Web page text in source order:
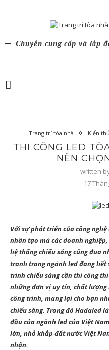
Chuyên cung cấp và lắp
Trang trí tòa nhà Kiến
THI CÔNG LED
NÊN
written
17
Với sự phát triển của công
nhân tạo mà các doanh
hệ thống chiếu sáng cũng đua
tranh trong ngành led đang hết
trình chiếu sáng cần thi công
những đơn vị uy tín, chất
công trình, mang lại cho bạn
chiếu sáng. Trong đó Hadaled
đầu của ngành led của Việt
lớn, nhỏ khắp đất nước Việt
nhận.